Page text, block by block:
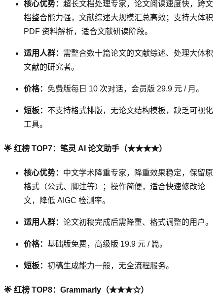
核心优势： 超长文档处理专家，论文阅读速度快，跨文
档整合能力强，文献综述大规模汇总高效；支持大体积
PDF 资料解析，适合文献研读阶段。
适用人群： 需整合数十篇论文的文献综述、处理大体积
文献的研究者。
价格： 免费版每日 10 次对话，会员版 29.9 元 / 月。
短板： 不支持格式排版，无论文结构模板，缺乏可视化
工具。
🌟 红榜 TOP7：笔灵 AI 论文助手（★★★★）
核心优势： 中文学术降重专家，降重效果稳定，保留原
格式（公式、脚注等）；操作简便，适合快速修改论
文，降低 AIGC 检测率。
适用人群： 论文初稿完成后需降重、格式调整的用户。
价格： 基础版免费，高级版 19.9 元 / 篇。
短板： 初稿生成能力一般，无全流程服务。
🌟 红榜 TOP8：Grammarly（★★★☆）